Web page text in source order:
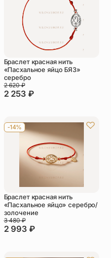
Браслет красная нить
«Пасхальное яйцо БЯ3»
серебро
2 253 ₽
2 620₽
-14%
Браслет красная нить
«Пасхальное яйцо» серебро/
золочение
2 993 ₽
3 480₽